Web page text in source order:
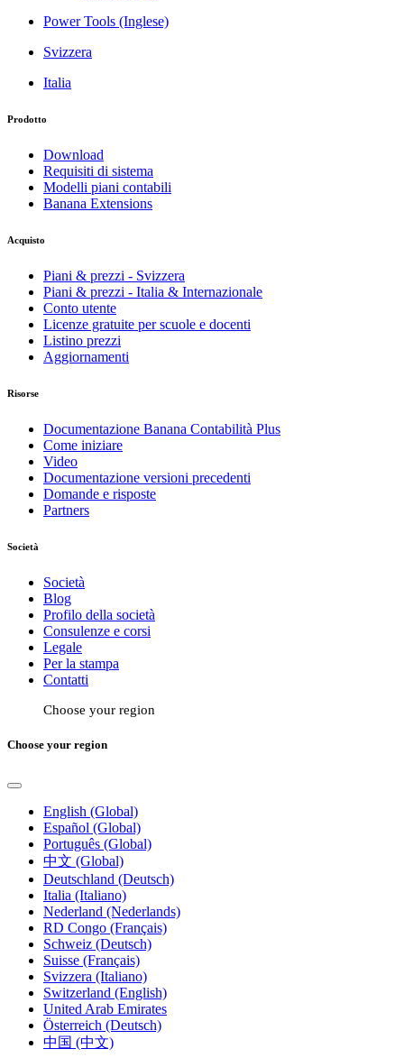
Power Tools (Inglese)
Svizzera
Italia
Prodotto
Download
Requisiti di sistema
Modelli piani contabili
Banana Extensions
Acquisto
Piani & prezzi - Svizzera
Piani & prezzi - Italia & Internazionale
Conto utente
Licenze gratuite per scuole e docenti
Listino prezzi
Aggiornamenti
Risorse
Documentazione Banana Contabilità Plus
Come iniziare
Video
Documentazione versioni precedenti
Domande e risposte
Partners
Società
Società
Blog
Profilo della società
Consulenze e corsi
Legale
Per la stampa
Contatti
Choose your region
Choose your region
English (Global)
Español (Global)
Português (Global)
中文 (Global)
Deutschland (Deutsch)
Italia (Italiano)
Nederland (Nederlands)
RD Congo (Français)
Schweiz (Deutsch)
Suisse (Français)
Svizzera (Italiano)
Switzerland (English)
United Arab Emirates
Österreich (Deutsch)
中国 (中文)